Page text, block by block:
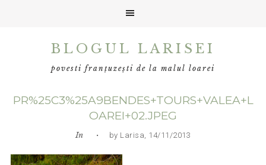
BLOGUL LARISEI
povesti franțuzești de la malul loarei
PR%25C3%25A9BENDES+TOURS+VALEA+L
OAREI+02.JPEG
In • by Larisa, 14/11/2013